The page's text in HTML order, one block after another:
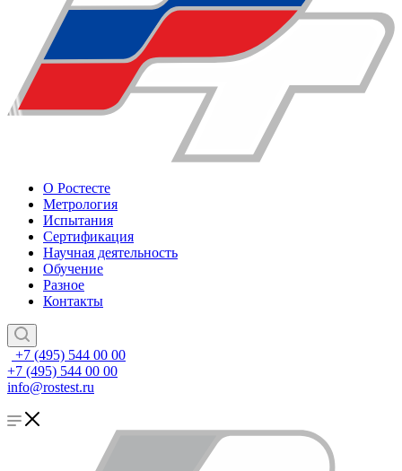
О Ростесте
Метрология
Испытания
Сертификация
Научная деятельность
Обучение
Разное
Контакты
+7 (495) 544 00 00
+7 (495) 544 00 00
info@rostest.ru